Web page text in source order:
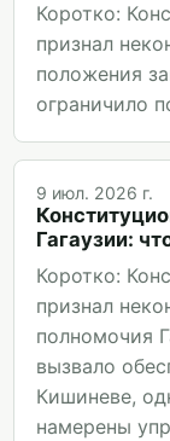
Коротко:
признал
положения
ограничило
9 июл. 2026 г.
Гагаузии:
Коротко:
признал
полномочия
вызвало
Кишиневе,
намерены